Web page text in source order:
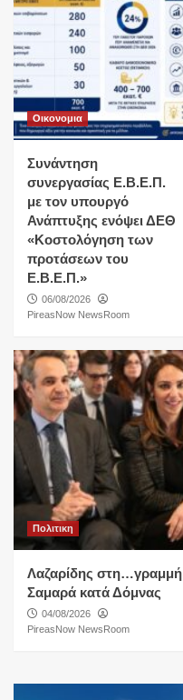
Οικονομια
Συνάντηση
συνεργασίας Ε.Β.Ε.Π.
με τον υπουργό
Ανάπτυξης ενόψει ΔΕΘ
«Κοστολόγηση των
προτάσεων του
Ε.Β.Ε.Π.»
06/08/2026
PireasNow NewsRoom
Πολιτικη
Λαζαρίδης στη…γραμμή
Σαμαρά κατά Δόμνας
04/08/2026
PireasNow NewsRoom